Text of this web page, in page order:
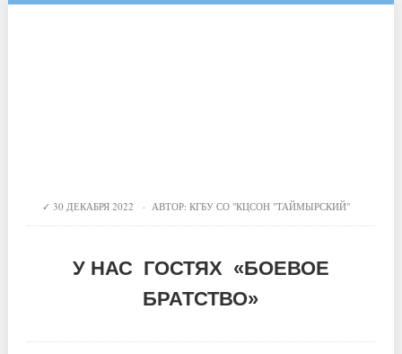
30 ДЕКАБРЯ 2022 · АВТОР: КГБУ СО "КЦСОН "ТАЙМЫРСКИЙ"
У НАС ГОСТЯХ «БОЕВОЕ
БРАТСТВО»